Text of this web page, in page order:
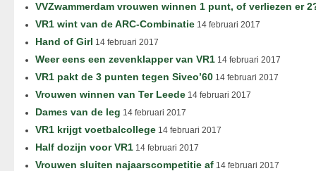
VVZwammerdam vrouwen winnen 1 punt, of verliezen er
VR1 wint van de ARC-Combinatie 14 februari 2017
Hand of Girl 14 februari 2017
Weer eens een zevenklapper van VR1 14 februari 2017
VR1 pakt de 3 punten tegen Siveo’60 14 februari 2017
Vrouwen winnen van Ter Leede 14 februari 2017
Dames van de leg 14 februari 2017
VR1 krijgt voetbalcollege 14 februari 2017
Half dozijn voor VR1 14 februari 2017
Vrouwen sluiten najaarscompetitie af 14 februari 2017